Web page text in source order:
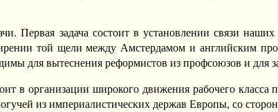
Первая задача состоит в установлении связи
той щели между Амстердамом и английским
для вытеснения реформистов из профсоюзов и для
в организации широкого движения рабочего
из империалистических держав Европы, со